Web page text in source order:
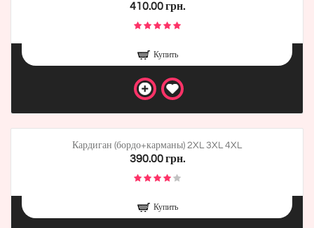
410.00 грн.
Купить
Кардиган (бордо+карманы) 2XL 3XL 4XL
390.00 грн.
Купить